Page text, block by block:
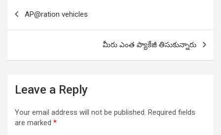
navigation
AP@ration vehicles
మీరు ఎంత ప్యాకేజీ తిసుకున్నారు
Leave a Reply
Your email address will not be published. Required fields
are marked *